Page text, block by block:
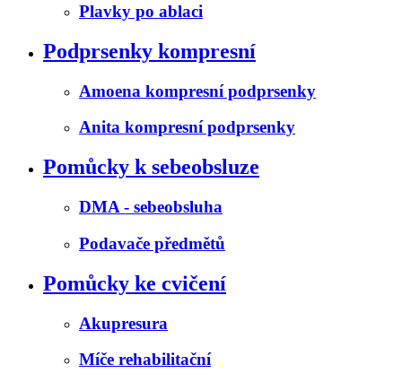
Plavky po ablaci
Podprsenky kompresní
Amoena kompresní podprsenky
Anita kompresní podprsenky
Pomůcky k sebeobsluze
DMA - sebeobsluha
Podavače předmětů
Pomůcky ke cvičení
Akupresura
Míče rehabilitační